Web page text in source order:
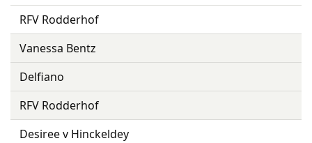
RFV Rodderhof
Vanessa Bentz
Delfiano
RFV Rodderhof
Desiree v Hinckeldey